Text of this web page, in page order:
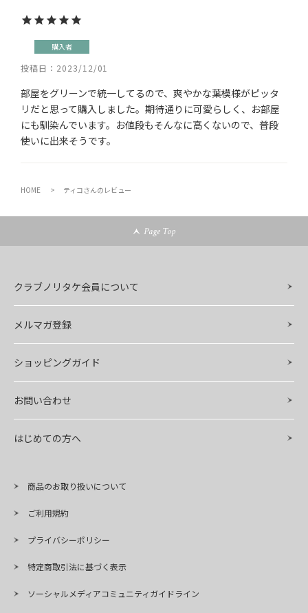
購入者
投稿日 2023/12/01
部屋をグリーンで統一してるので、爽やかな葉模様がピッタ
リだと思って購入しました。期待通りに可愛らしく、お部屋
にも馴染んでいます。お値段もそんなに高くないので、普段
使いに出来そうです。
HOME ティコさんのレビュー
Page Top
クラブノリタケ会員について
メルマガ登録
ショッピングガイド
お問い合わせ
はじめての方へ
商品のお取り扱いについて
ご利用規約
プライバシーポリシー
特定商取引法に基づく表示
ソーシャルメディアコミュニティガイドライン